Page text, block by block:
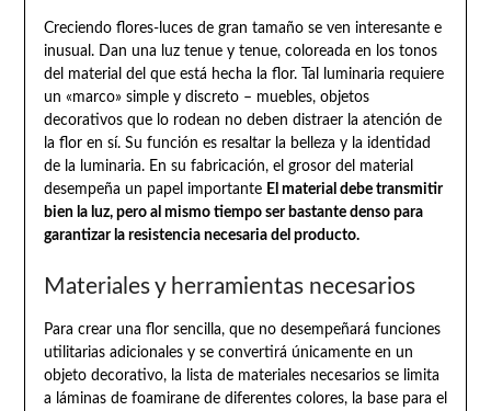
Creciendo flores-luces de gran tamaño se ven interesante e
inusual. Dan una luz tenue y tenue, coloreada en los tonos
del material del que está hecha la flor. Tal luminaria requiere
un «marco» simple y discreto – muebles, objetos
decorativos que lo rodean no deben distraer la atención de
la flor en sí. Su función es resaltar la belleza y la identidad
de la luminaria. En su fabricación, el grosor del material
desempeña un papel importante El material debe transmitir
bien la luz, pero al mismo tiempo ser bastante denso para
garantizar la resistencia necesaria del producto.
Materiales y herramientas necesarios
Para crear una flor sencilla, que no desempeñará funciones
utilitarias adicionales y se convertirá únicamente en un
objeto decorativo, la lista de materiales necesarios se limita
a láminas de foamirane de diferentes colores, la base para el